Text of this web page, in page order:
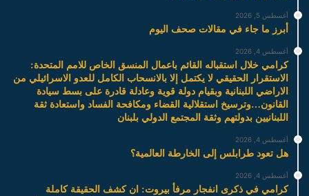
أغسطس 5, 2026
أبرز ما جاء في مقالات صحف اليوم
أغسطس 4, 2026
كرامي خلال استقباله القائم باعمال المنسق الخاص للامم المتحدة:
الاستقرار الحقيقي لا يكتمل إلا بالانسحاب الكامل للعدو الاسرائيلي من
الاراضي اللبنانية وبقيام دولة قوية وعادلة قادرة على بسط سيادة
القانون…وترسيخ استقلالية القضاء ومكافحة الفساد واستعادة ثقة
اللبنانيين بدولتهم وثقة المجتمع الدولي بلبنان
أغسطس 4, 2026
هل تعود طرابلس إلى الخارطة العالمية؟
أغسطس 4, 2026
كرامي في ذكرى انفجار مرفأ بيروت: ان كشف الحقيقة كاملة